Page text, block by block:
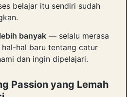
belajar itu sendiri sudah
banyak — selalu merasa
hal-hal baru tentang catur
dan ingin dipelajari.
Passion yang Lemah